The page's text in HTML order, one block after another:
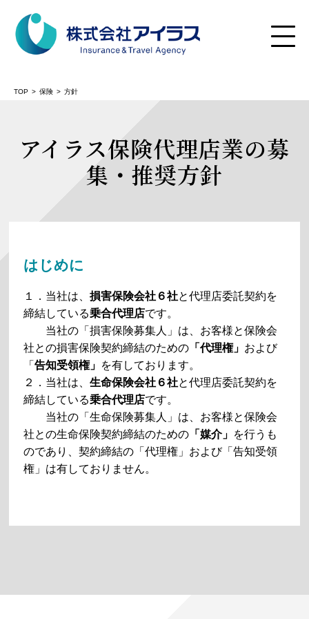
TOP 保険 方針
アイラス保険代理店業の募
集・推奨方針
はじめに
１．当社は、損害保険会社６社と代理店委託契約を
締結している乗合代理店です。
当社の「損害保険募集人」は、お客様と保険会
社との損害保険契約締結のための 「代理権」 および
「告知受領権」 を有しております。
２．当社は、生命保険会社６社と代理店委託契約を
締結している乗合代理店です。
当社の「生命保険募集人」は、お客様と保険会
社との生命保険契約締結のための 「媒介」 を行うも
のであり、契約締結の「代理権」および「告知受領
権」は有しておりません。